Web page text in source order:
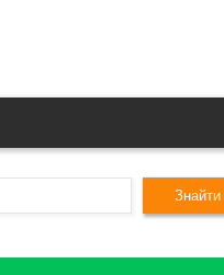
Знайти